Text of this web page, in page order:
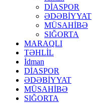
DİASPOR
ƏDƏBİYYAT
MÜSAHİBƏ
SIĞORTA
MARAQLI
TƏHLİL
İdman
DİASPOR
ƏDƏBİYYAT
MÜSAHİBƏ
SIĞORTA